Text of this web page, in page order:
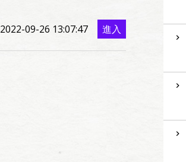
2022-09-26 13:07:47 進入